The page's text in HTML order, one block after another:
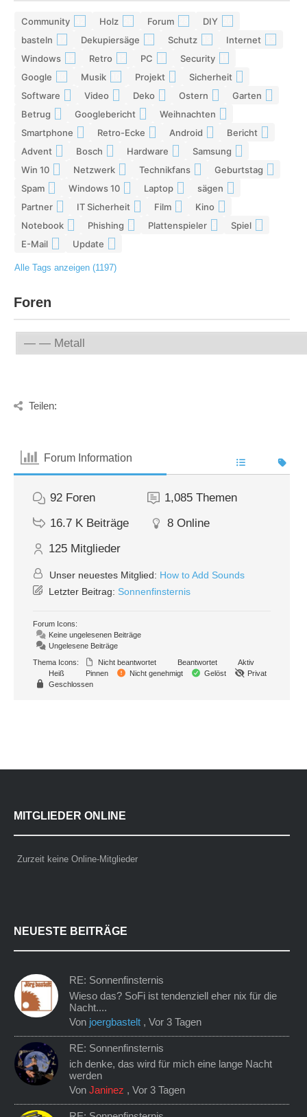
Community Holz Forum DIY
basteln Dekupiersäge Schutz Internet
Windows Retro PC Security
Google Musik Projekt Sicherheit
Software Video Deko Ostern Garten
Betrug Googlebericht Weihnachten
Smartphone Retro-Ecke Android Bericht
Advent Bosch Hardware Samsung
Win 10 Netzwerk Technikfans Geburtstag
Spam Windows 10 Laptop sägen
Partner IT Sicherheit Film Kino
Notebook Phishing Plattenspieler Spiel
E-Mail Update
Alle Tags anzeigen (1197)
Foren
Teilen:
Forum Information
92 Foren 1,085 Themen
16.7 K Beiträge 8 Online
125 Mitglieder
Unser neuestes Mitglied: How to Add Sounds
Letzter Beitrag: Sonnenfinsternis
Forum Icons:
Keine ungelesenen Beiträge
Ungelesene Beiträge
Thema Icons:
Nicht beantwortet Beantwortet
Aktiv
Heiß
Pinnen Nicht genehmigt Gelöst
Privat
Geschlossen
MITGLIEDER ONLINE
Zurzeit keine Online-Mitglieder
NEUESTE BEITRÄGE
RE: Sonnenfinsternis
Wieso das? SoFi ist tendenziell eher nix für die
Nacht....
Von joergbastelt ,Vor 3 Tagen
RE: Sonnenfinsternis
ich denke, das wird für mich eine lange Nacht
werden
VonJaninez ,Vor 3 Tagen